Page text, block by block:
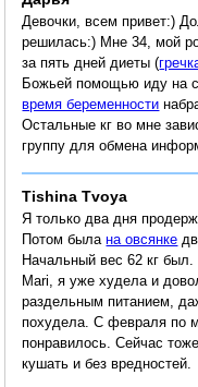
Девочки, всем привет:)
решилась:) Мне 34, мой
за пять дней диеты (
Божьей помощью иду на
время беременности
Остальные кг во мне
группу для обмена
Tishina Tvoya
Я только два дня
Потом былана овсянке
Начальный вес 62 кг был.
Mari, я уже худела и
раздельным питанием,
похудела. С февраля по
понравилось. Сейчас
кушать и без вредностей.